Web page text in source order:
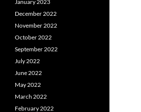
January 2023
December 2022
November 2022
October 2022
September 2022
July 2022
June 2022
May 2022
March 2022
February 2022